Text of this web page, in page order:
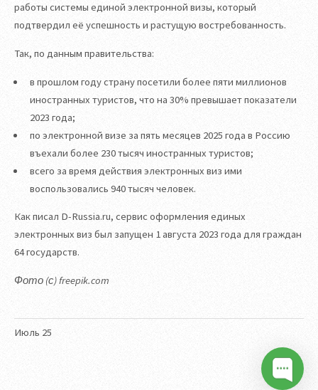
Июль 25
работы системы единой электронной визы, который
подтвердил её успешность и растущую востребованность.
Так, по данным правительства:
в прошлом году страну посетили более пяти миллионов
иностранных туристов, что на 30% превышает показатели
2023 года;
по электронной визе за пять месяцев 2025 года в Россию
въехали более 230 тысяч иностранных туристов;
всего за время действия электронных виз ими
воспользовались 940 тысяч человек.
Как писал D-Russia.ru, сервис оформления единых
электронных виз был запущен 1 августа 2023 года для граждан
64 государств.
Фото (с) freepik.com